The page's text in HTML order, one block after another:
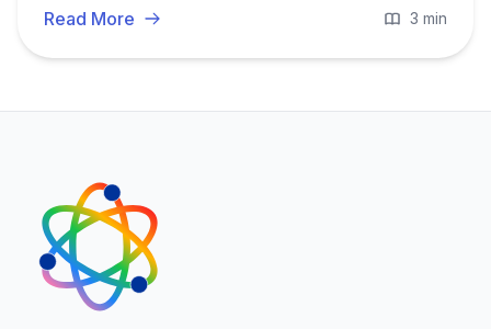
belangrijker is dan ooit.
Read More 3 min